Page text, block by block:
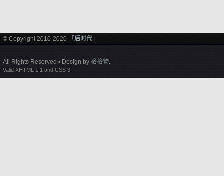
© Copyright 2010-2020 「 后时代 」
All Rights Reserved • Design by 格格物.
Valid XHTML 1.1 and CSS 3.